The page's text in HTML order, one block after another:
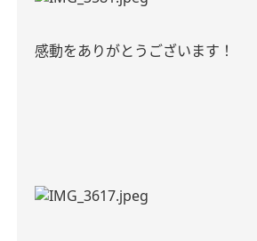
感動をありがとうございます！